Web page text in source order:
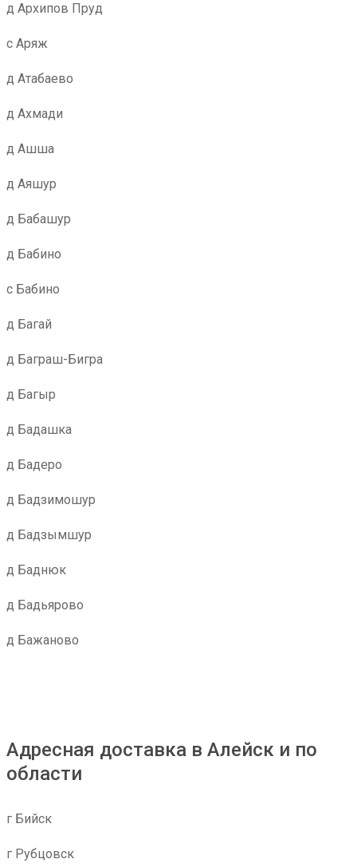
д Архипов Пруд
с Аряж
д Атабаево
д Ахмади
д Ашша
д Аяшур
д Бабашур
д Бабино
с Бабино
д Багай
д Баграш-Бигра
д Багыр
д Бадашка
д Бадеро
д Бадзимошур
д Бадзымшур
д Баднюк
д Бадьярово
д Бажаново
Адресная доставка в Алейск и по
области
г Бийск
г Рубцовск